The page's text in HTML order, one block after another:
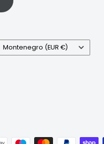
Country/region
Montenegro (EUR €)